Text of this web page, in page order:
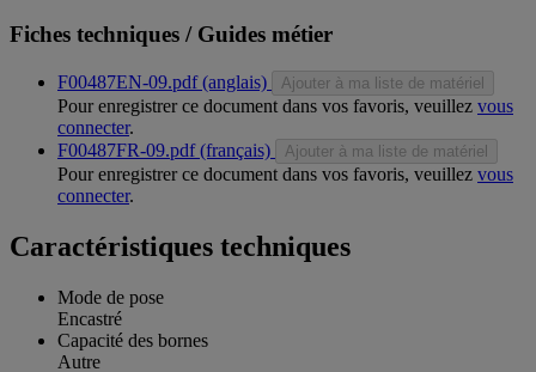
Fiches techniques / Guides métier
F00487EN-09.pdf (anglais) Ajouter à ma liste de matériel
Pour enregistrer ce document dans vos favoris, veuillez vous
connecter.
F00487FR-09.pdf (français)
Ajouter à ma liste de matériel
Pour enregistrer ce document dans vos favoris, veuillez vous
connecter.
Caractéristiques techniques
Mode de pose
Encastré
Capacité des bornes
Autre